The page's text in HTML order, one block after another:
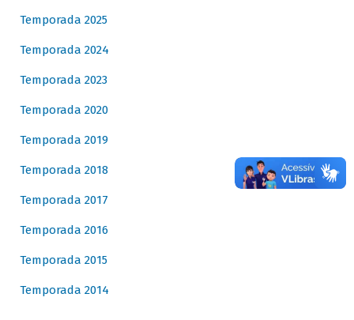
Temporada 2025
Temporada 2024
Temporada 2023
Temporada 2020
Temporada 2019
Temporada 2018
Temporada 2017
Temporada 2016
Temporada 2015
Temporada 2014